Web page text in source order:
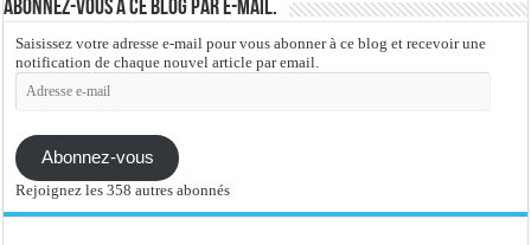
Abonnez-vous à ce blog par e-mail.
Saisissez votre adresse e-mail pour vous abonner à ce blog et recevoir une
notification de chaque nouvel article par email.
Adresse
e-
Abonnez-vous
Rejoignez les 358 autres abonnés